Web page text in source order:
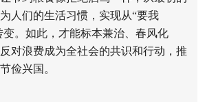
人们的生活习惯，实现从“要我
变。如此，才能标本兼治、春风化
对浪费成为全社会的共识和行动，推
俭兴国。